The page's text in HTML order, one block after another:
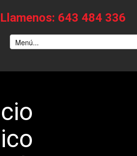
Llamenos: 643 484 336
Servicio
Tecnico